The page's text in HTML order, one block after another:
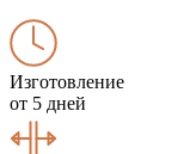
Изготовление
от 5 дней